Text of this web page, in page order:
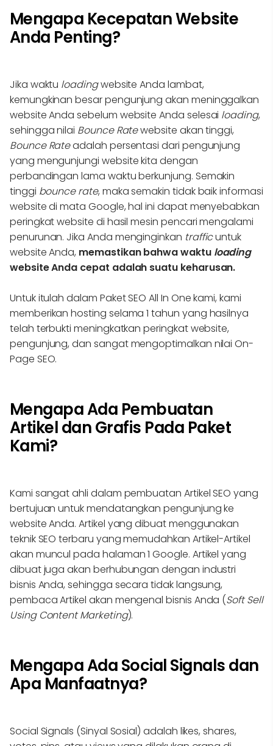
Mengapa Kecepatan Website
Anda Penting?
Jika waktu loadingwebsite Anda lambat,
kemungkinan besar pengunjung akan meninggalkan
website Anda sebelum website Anda selesai loading,
sehingga nilai Bounce Ratewebsite akan tinggi,
Bounce Rateadalah persentasi dari pengunjung
yang mengunjungi website kita dengan
perbandingan lama waktu berkunjung. Semakin
tinggi bounce rate, maka semakin tidak baik informasi
website di mata Google, hal ini dapat menyebabkan
peringkat website di hasil mesin pencari mengalami
penurunan. Jika Anda menginginkan trafficuntuk
website Anda, memastikan bahwa waktu loading
website Anda cepat adalah suatu keharusan.
Untuk itulah dalam Paket SEO All In One kami, kami
memberikan hosting selama 1 tahun yang hasilnya
telah terbukti meningkatkan peringkat website,
pengunjung, dan sangat mengoptimalkan nilai On-
Page SEO.
Mengapa Ada Pembuatan
Artikel dan Grafis Pada Paket
Kami?
Kami sangat ahli dalam pembuatan Artikel SEO yang
bertujuan untuk mendatangkan pengunjung ke
website Anda. Artikel yang dibuat menggunakan
teknik SEO terbaru yang memudahkan Artikel-Artikel
akan muncul pada halaman 1 Google. Artikel yang
dibuat juga akan berhubungan dengan industri
bisnis Anda, sehingga secara tidak langsung,
pembaca Artikel akan mengenal bisnis Anda (Soft Sell
Using Content Marketing).
Mengapa Ada Social Signals dan
Apa Manfaatnya?
Social Signals (Sinyal Sosial) adalah likes, shares,